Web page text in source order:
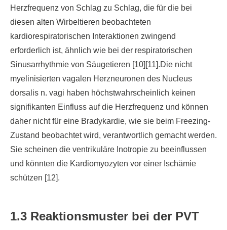
Herzfrequenz von Schlag zu Schlag, die für die bei
diesen alten Wirbeltieren beobachteten
kardiorespiratorischen Interaktionen zwingend
erforderlich ist, ähnlich wie bei der respiratorischen
Sinusarrhythmie von Säugetieren [10][11].Die nicht
myelinisierten vagalen Herzneuronen des Nucleus
dorsalis n. vagi haben höchstwahrscheinlich keinen
signifikanten Einfluss auf die Herzfrequenz und können
daher nicht für eine Bradykardie, wie sie beim Freezing-
Zustand beobachtet wird, verantwortlich gemacht werden.
Sie scheinen die ventrikuläre Inotropie zu beeinflussen
und könnten die Kardiomyozyten vor einer Ischämie
schützen [12].
1.3 Reaktionsmuster bei der PVT